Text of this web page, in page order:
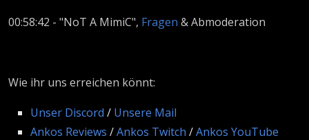
00:58:42 - "NoT A MimiC", Fragen & Abmoderation
Wie ihr uns erreichen könnt:
Unser Discord / Unsere Mail
Ankos Reviews /Ankos Twitch /Ankos YouTube